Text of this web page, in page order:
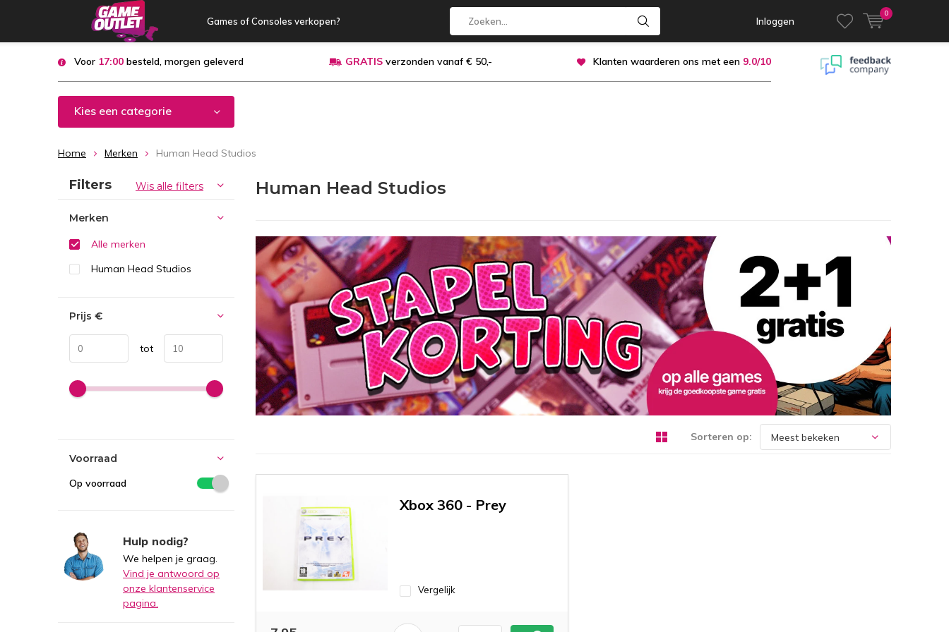
Games of Consoles verkopen? Inloggen
0
Voor 17:00 besteld, morgen geleverd GRATISverzonden vanaf € 50,- Klanten waarderen ons met een 9.0/10
Kies een categorie
Home Merken Human Head Studios
Human Head Studios
Sorteren op:
Xbox 360 - Prey
Vergelijk
Sorteren op:
Filters Wis alle filters
Merken
Alle merken
Human Head Studios
Prijs €
tot
Voorraad
Op voorraad
Hulp nodig?
We helpen je graag.
Vind je antwoord op
onze klantenservice
pagina.